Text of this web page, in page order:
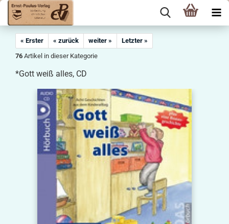
« Erster « zurück weiter »
Letzter »
76 Artikel in dieser Kategorie
*Gott weiß alles, CD